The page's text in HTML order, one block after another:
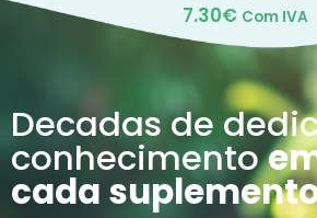
7.30€ Com IVA
Adicionar
Decadas de
conhecimento
cada